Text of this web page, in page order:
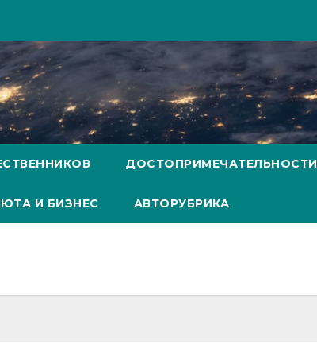
ДОСТОПРИМЕЧАТЕЛЬНОСТИ
И БИЗНЕС АВТОРУБРИКА